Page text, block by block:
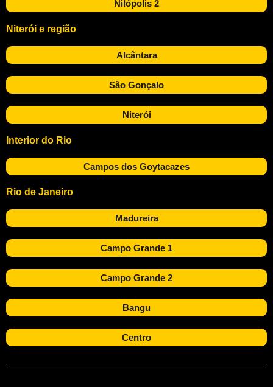
Nilópolis 2
Niterói e região
Alcântara
São Gonçalo
Niterói
Interior do Rio
Campos dos Goytacazes
Rio de Janeiro
Madureira
Campo Grande 1
Campo Grande 2
Bangu
Centro